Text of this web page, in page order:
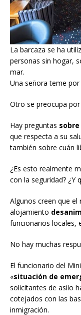
La barcaza se ha
personas sin hogar,
mar.
Una señora teme
Otro se preocupa
Hay preguntas
que respecta a su
también sobre cuán
¿Es esto realmente
con la seguridad? ¿Y
Algunos creen que
alojamiento
funcionarios locales,
No hay muchas
El funcionario del
«situación de
solicitantes de asilo
cotejados con las
inmigración.